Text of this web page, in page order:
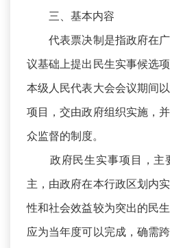
三、基本内容
代表票决制是指政府在广
议基础上提出民生实事候选
本级人民代表大会会议期间
项目，交由政府组织实施，
众监督的制度。
政府民生实事项目，主
主，由政府在本行政区划内
性和社会效益较为突出的民
应为当年度可以完成，确需